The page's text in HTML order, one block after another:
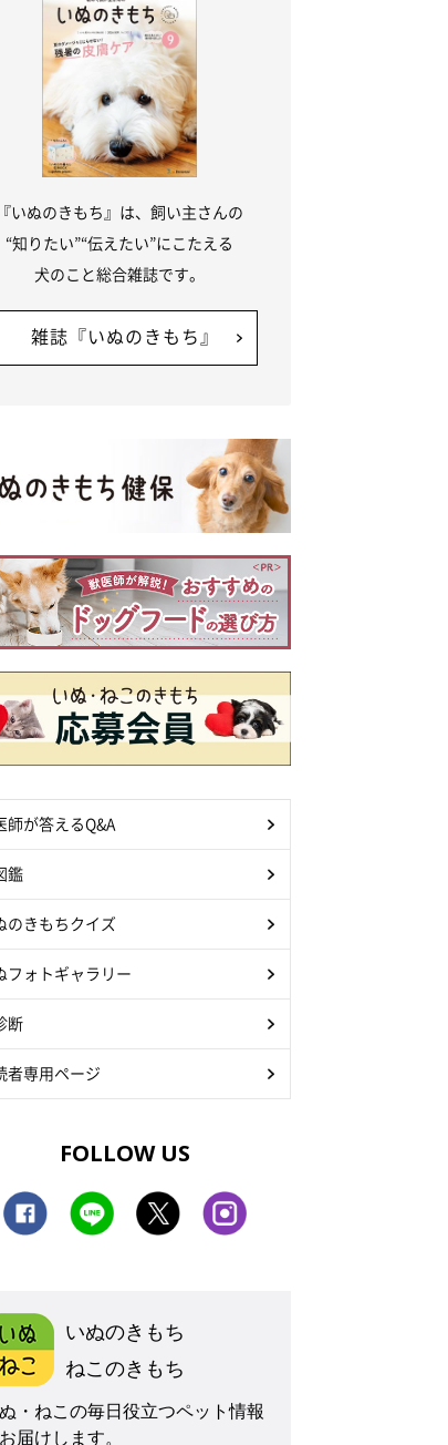
『いぬのきもち』は、飼い主さんの
“知りたい”“伝えたい”にこたえる
犬のこと総合雑誌です。
雑誌『いぬのきもち』
師が答えるQ&A
鑑
のきもちクイズ
フォトギャラリー
断
者専用ページ
FOLLOW US
いぬのきもち
ねこのきもち
・ねこの毎日役立つペット情報
届けします。